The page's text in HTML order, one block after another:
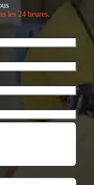
les 24 heures.